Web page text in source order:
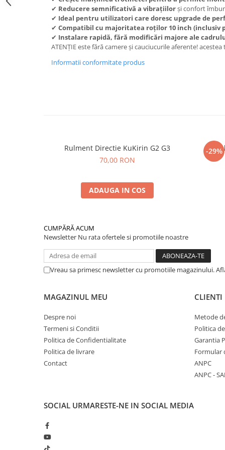
trotinete-electrice
https://www.doctortrotineta.ro/cauciucuri-
cauciucuri-bicicleta
Camere bicicleta
Anvelope și Camere Utilaje
https://www.doctortrotineta.ro/plata-
✔ Reducere semnificativă a vibrațiilorși confort
✔ Ideal pentru utilizatori care doresc upgrade de
✔ Compatibil cu majoritatea roților 10 inch (inclusiv
✔ Instalare rapidă, fără modificări majore ale
ATENȚIE este fără camere și cauciucurile aferente!
Informatii conformitate produs
Rulment Directie KuKirin G2 G3
70,00 RON
ADAUGA IN COS
-29%
CUMPĂRĂ ACUM
Newsletter Nu rata ofertele si promotiile noastre
Vreau sa primesc newsletter cu promotiile magazinului.
MAGAZINUL MEU
Despre noi
Termeni si Conditii
Politica de Confidentialitate
Politica de livrare
Contact
CLIENTI
Metode
Politica
Garantia
Formular
ANPC
ANPC -
SOCIAL URMARESTE-NE IN SOCIAL MEDIA